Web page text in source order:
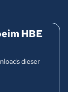
HBE
dieser